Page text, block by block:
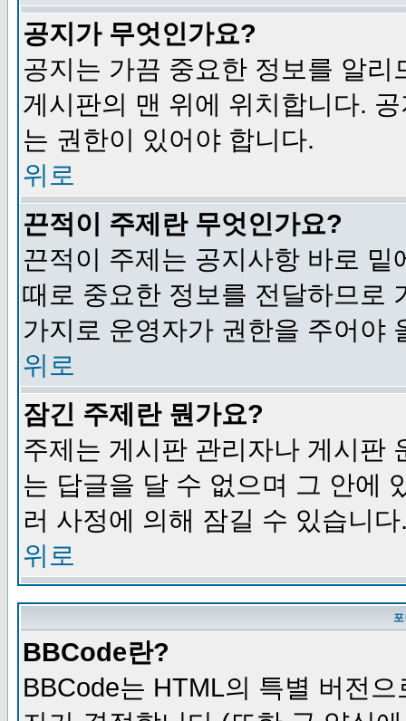
공지가 무엇인가요?
공지는 가끔 중요한 정보를 알
게시판의 맨 위에 위치합니다.
는 권한이 있어야 합니다.
위로
끈적이 주제란 무엇인가요?
끈적이 주제는 공지사항 바로
때로 중요한 정보를 전달하므로
가지로 운영자가 권한을 주어야
위로
잠긴 주제란 뭔가요?
주제는 게시판 관리자나 게시판
는 답글을 달 수 없으며 그 안에
러 사정에 의해 잠길 수 있습니다
위로
BBCode란?
BBCode는 HTML의 특별 버전